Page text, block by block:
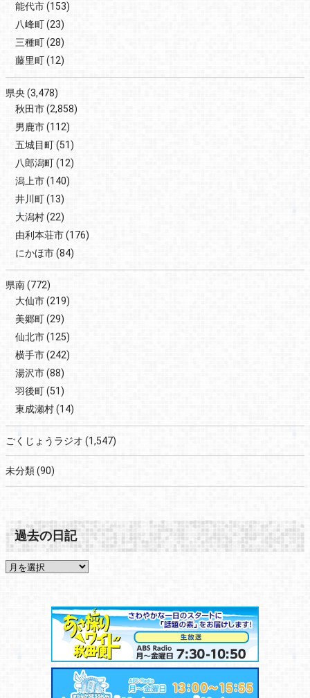
能代市(153)
八峰町(23)
三種町(28)
藤里町(12)
県央 (3,478)
秋田市(2,858)
男鹿市(112)
五城目町(51)
八郎潟町(12)
潟上市(140)
井川町(13)
大潟村(22)
由利本荘市(176)
にかほ市(84)
県南(772)
大仙市(219)
美郷町(29)
仙北市(125)
横手市(242)
湯沢市(88)
羽後町(51)
東成瀬村(14)
ごくじょうラジオ (1,547)
未分類(90)
過去の日記